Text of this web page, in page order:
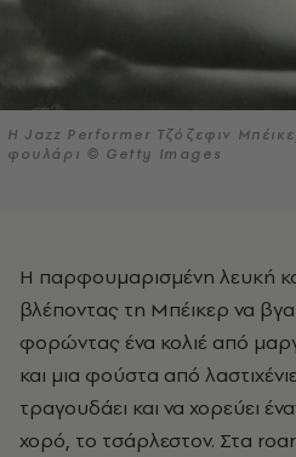
H Jazz Performer Τζόζεφιν
φουλάρι © Getty Images
Η παρφουμαρισμένη λευκή κοινωνία έμεινε άναυδη
βλέποντας τη Μπέικερ να
φορώντας ένα κολιέ από
και μια φούστα από
τραγουδάει και να χορεύει
χορό, το τσάρλεστον. Στα